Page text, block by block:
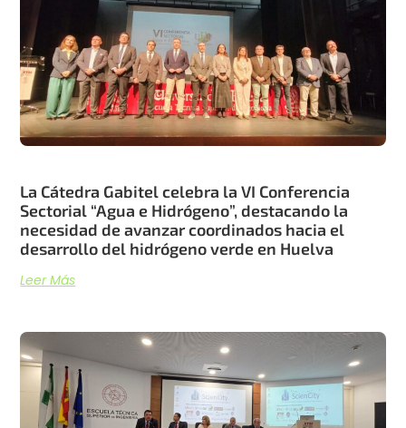
La Cátedra Gabitel celebra la VI Conferencia
Sectorial “Agua e Hidrógeno”, destacando la
necesidad de avanzar coordinados hacia el
desarrollo del hidrógeno verde en Huelva
Leer Más